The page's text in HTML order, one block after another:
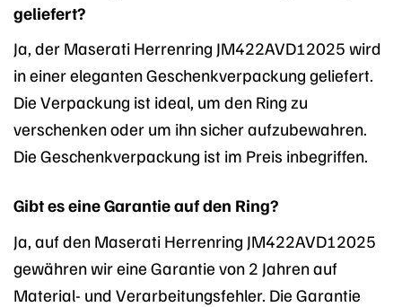
geliefert?
Ja, der Maserati Herrenring JM422AVD12025 wird
in einer eleganten Geschenkverpackung geliefert.
Die Verpackung ist ideal, um den Ring zu
verschenken oder um ihn sicher aufzubewahren.
Die Geschenkverpackung ist im Preis inbegriffen.
Gibt es eine Garantie auf den Ring?
Ja, auf den Maserati Herrenring JM422AVD12025
gewähren wir eine Garantie von 2 Jahren auf
Material- und Verarbeitungsfehler. Die Garantie